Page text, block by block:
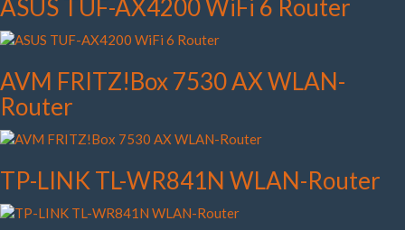
ASUS TUF-AX4200 WiFi 6 Router
AVM FRITZ!Box 7530 AX WLAN-
Router
TP-LINK TL-WR841N WLAN-Router